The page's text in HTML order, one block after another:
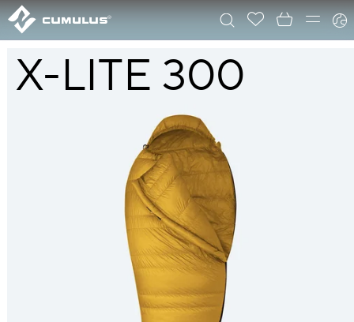
X-LITE 300